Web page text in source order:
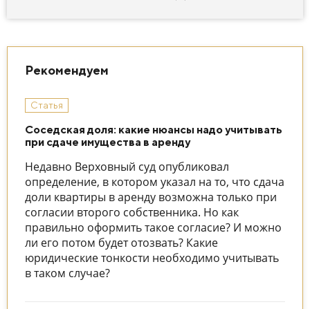
Рекомендуем
Статья
Соседская доля: какие нюансы надо учитывать
при сдаче имущества в аренду
Недавно Верховный суд опубликовал
определение, в котором указал на то, что сдача
доли квартиры в аренду возможна только при
согласии второго собственника. Но как
правильно оформить такое согласие? И можно
ли его потом будет отозвать? Какие
юридические тонкости необходимо учитывать
в таком случае?